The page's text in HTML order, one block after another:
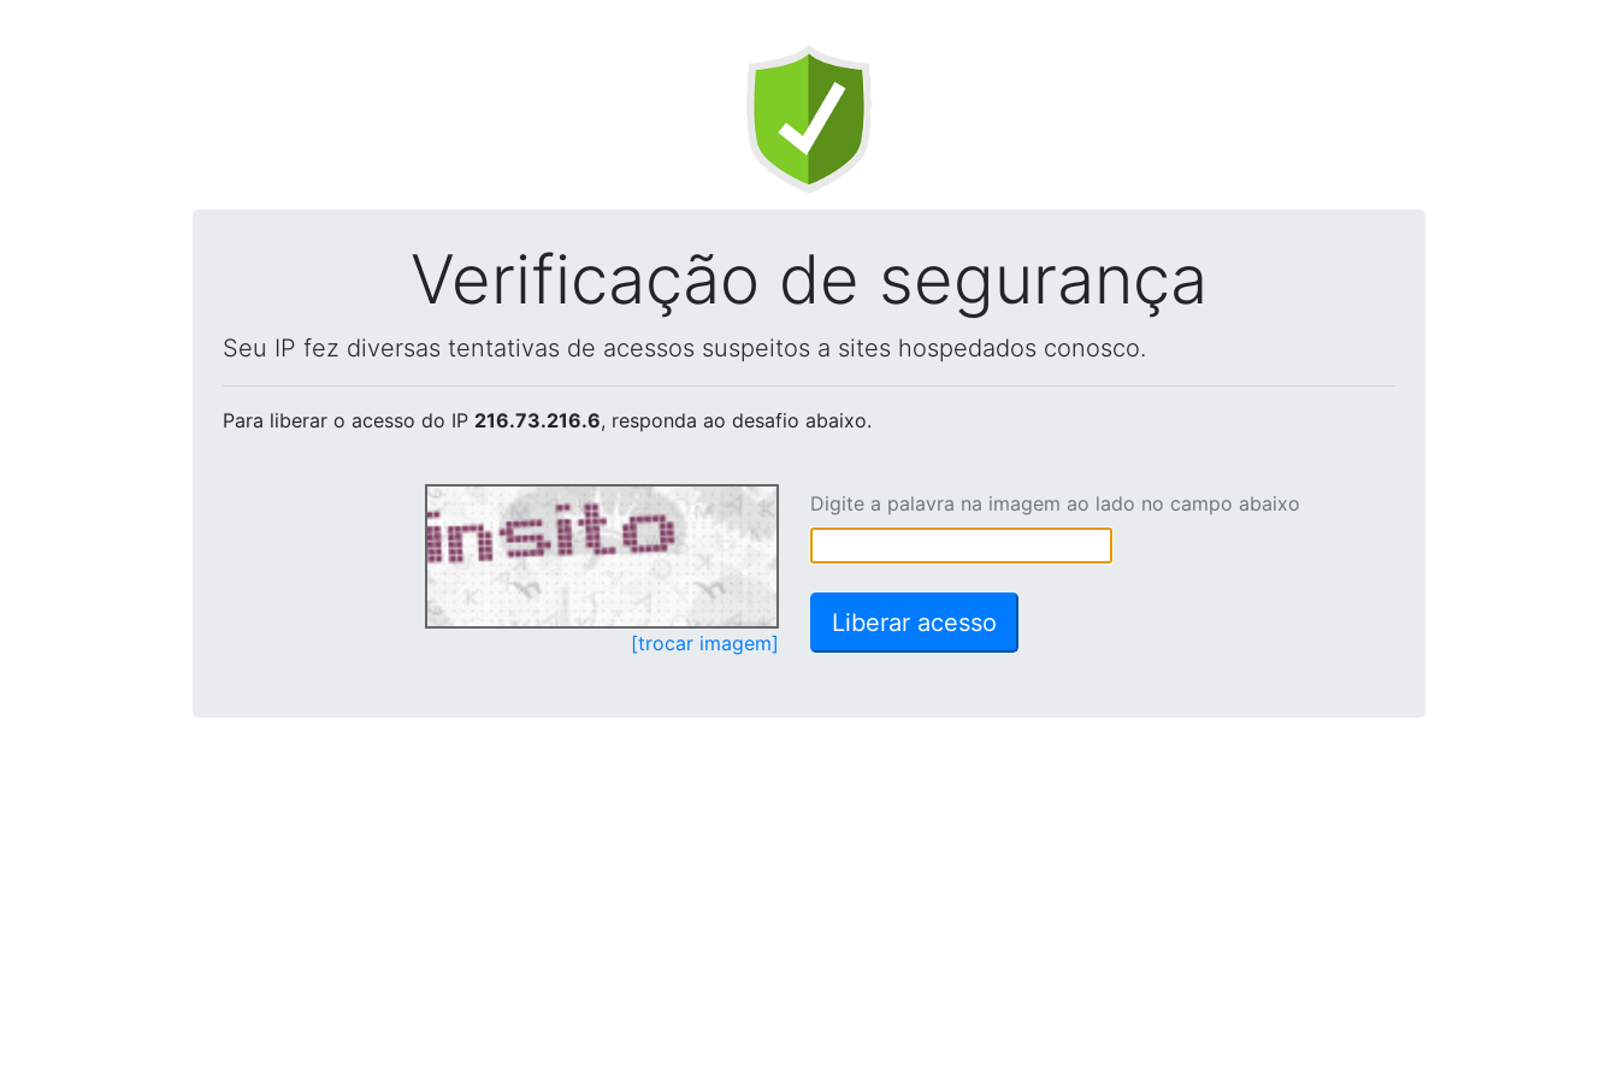
Verificação de segurança
Seu IP fez diversas tentativas de acessos suspeitos a sites hospedados conosco.
Para liberar o acesso do IP 216.73.216.6, responda ao desafio abaixo.
[trocar imagem]
Digite a palavra na imagem ao lado no campo abaixo